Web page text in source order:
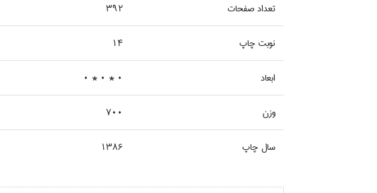
تعداد صفحات 392
نوبت چاپ 14
ابعاد 0 * 0 * 0
وزن 700
سال چاپ 1386